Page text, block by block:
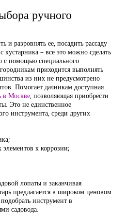
ручного
и разровнять ее, посадить рассаду
кустарника – все это можно сделать
с помощью специального
приходится выполнять
из них не предусмотрено
Помогает дачникам доступная
в Москве, позволяющая приобрести
Это не единственное
инструмента, среди других
элементов к коррозии;
лопаты и заканчивая
предлагается в широком ценовом
инструмент в
садовода.